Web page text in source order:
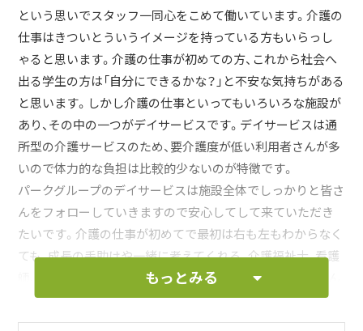
という思いでスタッフ一同心をこめて働いています。介護の
仕事はきついとういうイメージを持っている方もいらっし
ゃると思います。介護の仕事が初めての方、これから社会へ
出る学生の方は「自分にできるかな？」と不安な気持ちがある
と思います。しかし介護の仕事といってもいろいろな施設が
あり、その中の一つがデイサービスです。デイサービスは通
所型の介護サービスのため、要介護度が低い利用者さんが多
いので体力的な負担は比較的少ないのが特徴です。
パークグループのデイサービスは施設全体でしっかりと皆さ
んをフォローしていきますので安心してして来ていただき
たいです。介護の仕事が初めてで最初は右も左もわからなく
ても、成長の手助けや一緒に考えてくれる、介護福祉士、看護
師、機能訓練指導員の柔道整復師など心強い先輩がたくさん
いますので安心してデイサービスでの仕事にチャレンジし
てみてください。またパークグループのデイサービスは小さ
もっとみる